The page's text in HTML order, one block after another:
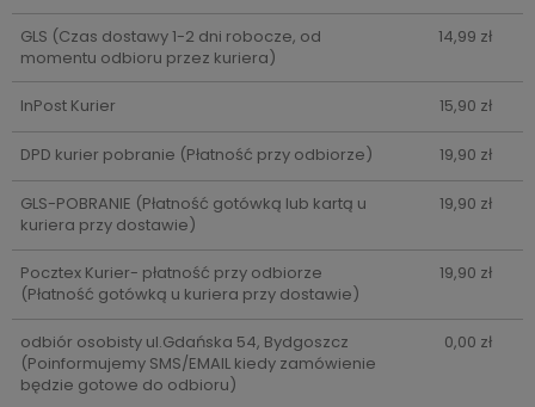
GLS (Czas dostawy 1-2 dni robocze, od
momentu odbioru przez kuriera)
14,99 zł
InPost Kurier 15,90 zł
DPD kurier pobranie (Płatność przy odbiorze) 19,90 zł
GLS-POBRANIE (Płatność gotówką lub kartą u
kuriera przy dostawie)
19,90 zł
Pocztex Kurier- płatność przy odbiorze
(Płatność gotówką u kuriera przy dostawie)
19,90 zł
odbiór osobisty ul.Gdańska 54, Bydgoszcz
(Poinformujemy SMS/EMAIL kiedy zamówienie
będzie gotowe do odbioru)
0,00 zł